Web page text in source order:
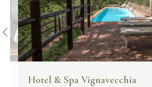
Hotel & Spa Vignavecchia